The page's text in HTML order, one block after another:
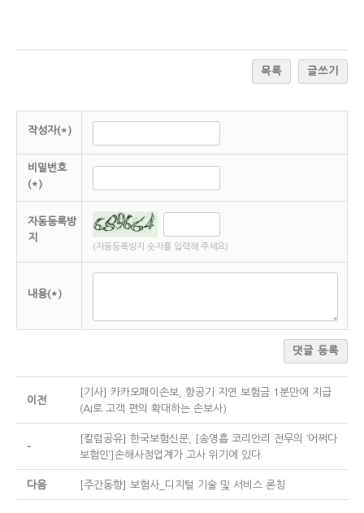
목록 글쓰기
작성자(*)
비밀번호
(*)
자동등록방
지
(자동등록방지 숫자를 입력해 주세요)
내용(*)
댓글 등록
이전
[기사] 카카오페이손보, 항공기 지연 보험금 1분만에 지급
(AI로 고객 편의 확대하는 손보사)
-
[칼럼공유] 한국보험신문, [송영흡 코리안리 전무의 ‘어쩌다
보험인’]손해사정업계가 고사 위기에 있다
다음 [주간동향] 보험사_디지털 기술 및 서비스 론칭